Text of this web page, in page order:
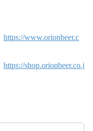
https://www.orionbeer.c
https://shop.orionbeer.co.j